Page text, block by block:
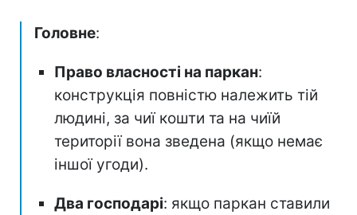
Головне:
Право власності на паркан:
конструкція повністю належить тій
людині, за чиї кошти та на чиїй
території вона зведена (якщо немає
іншої угоди).
Два господарі: якщо паркан ставили